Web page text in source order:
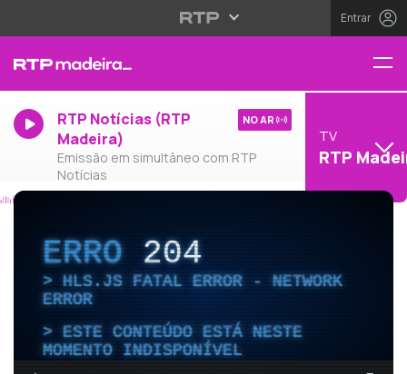
Entrar
RTP Notícias (RTP
Madeira)
Emissão em simultâneo com RTP
Notícias
NO AR
TV
RTP
ERRO204
HLS.JS FATAL ERROR - NETWORK
ERROR
ESTE CONTEÚDO ESTÁ NESTE
MOMENTO INDISPONÍVEL